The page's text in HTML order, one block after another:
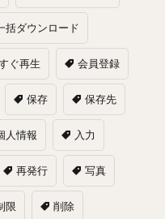
括ダウンロード
ぐ再生 会員登録
保存 保存先
人情報 入力
再発行 写真
限 削除